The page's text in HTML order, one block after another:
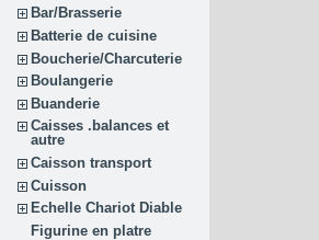
Bar/Brasserie
Batterie de cuisine
Boucherie/Charcuterie
Boulangerie
Buanderie
Caisses .balances et
autre
Caisson transport
Cuisson
Echelle Chariot Diable
Figurine en platre